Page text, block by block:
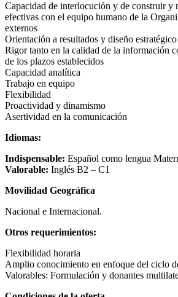
Capacidad de interlocución y de construir y
efectivas con el equipo humano de la
externos
Orientación a resultados y diseño estratégico
Rigor tanto en la calidad de la información
de los plazos establecidos
Capacidad analítica
Trabajo en equipo
Flexibilidad
Proactividad y dinamismo
Asertividad en la comunicación
Idiomas:
Indispensable: Español como lengua
Valorable: Inglés B2 – C1
Movilidad Geográfica
Nacional e Internacional.
Otros requerimientos:
Flexibilidad horaria
Amplio conocimiento en enfoque del ciclo
Valorables: Formulación y donantes